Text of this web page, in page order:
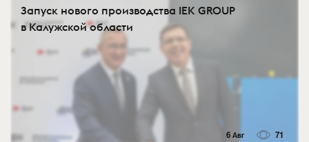
Запуск нового производства IEK GROUP
в Калужской области
6 Авг 71